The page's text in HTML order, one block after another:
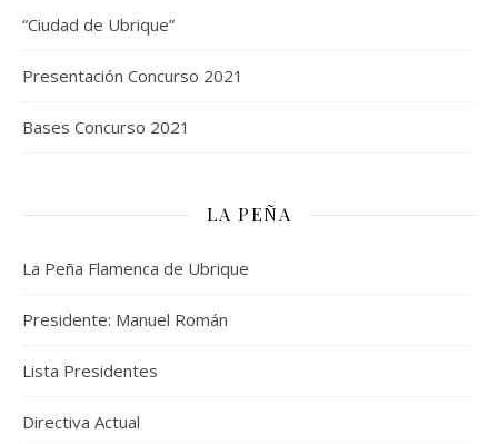
“Ciudad de Ubrique”
Presentación Concurso 2021
Bases Concurso 2021
LA PEÑA
La Peña Flamenca de Ubrique
Presidente: Manuel Román
Lista Presidentes
Directiva Actual